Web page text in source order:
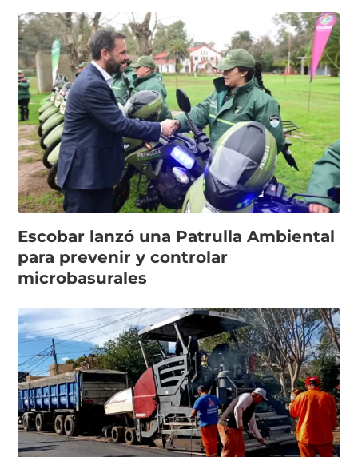
Escobar lanzó una Patrulla Ambiental
para prevenir y controlar
microbasurales